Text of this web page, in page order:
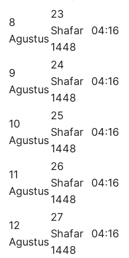
8
Agustus
23
Shafar
1448
04:16
9
Agustus
24
Shafar
1448
04:16
10
Agustus
25
Shafar
1448
04:16
11
Agustus
26
Shafar
1448
04:16
12
Agustus
27
Shafar
1448
04:16